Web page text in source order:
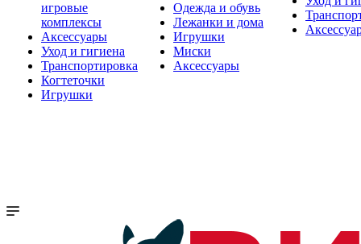
игровые
комплексы
Аксессуары
Уход и гигиена
Транспортировка
Когтеточки
Игрушки
Одежда и обувь
Лежанки и дома
Игрушки
Миски
Аксессуары